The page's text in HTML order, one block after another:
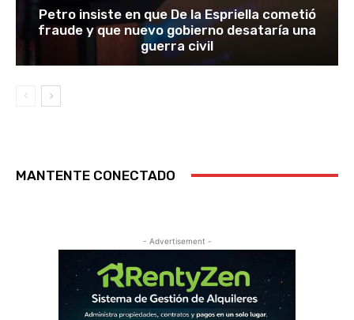
Petro insiste en que De la Espriella cometió
fraude y que nuevo gobierno desataría una
guerra civil
MANTENTE CONECTADO
- Advertisement -